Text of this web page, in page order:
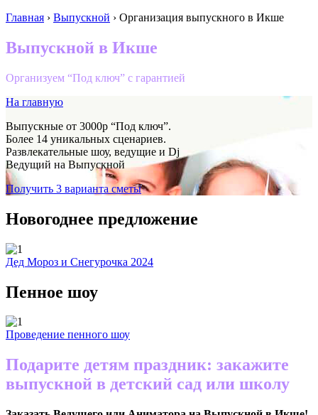
Главная › Выпускной › Организация выпускного в Икше
Выпускной в Икше
Организуем “Под ключ” с гарантией
На главную
Выпускные от 3000р “Под ключ”.
Более 14 уникальных сценариев.
Развлекательные шоу, ведущие и Dj
Ведущий на Выпускной
Получить 3 варианта сметы
Новогоднее предложение
Дед Мороз и Снегурочка 2024
Пенное шоу
Проведение пенного шоу
Подарите детям праздник: закажите
выпускной в детский сад или школу